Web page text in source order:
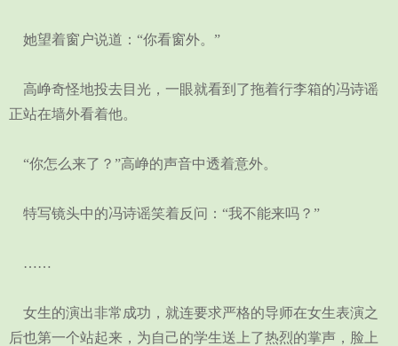
她望着窗户说道：“你看窗外。”
高峥奇怪地投去目光，一眼就看到了拖着行李箱的冯诗谣
正站在墙外看着他。
“你怎么来了？”高峥的声音中透着意外。
特写镜头中的冯诗谣笑着反问：“我不能来吗？”
……
女生的演出非常成功，就连要求严格的导师在女生表演之
后也第一个站起来，为自己的学生送上了热烈的掌声，脸上